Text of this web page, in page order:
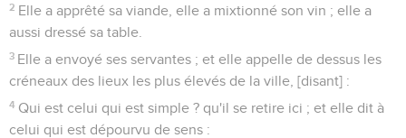
2 Elle a apprêté sa viande, elle a mixtionné son vin ; elle a
aussi dressé sa table.
3 Elle a envoyé ses servantes ; et elle appelle de dessus les
créneaux des lieux les plus élevés de la ville, [disant] :
4 Qui est celui qui est simple ? qu'il se retire ici ; et elle dit à
celui qui est dépourvu de sens :